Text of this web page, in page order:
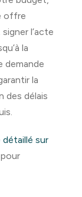
offre
l’acte
la
demande
la
des délais
sur
pour